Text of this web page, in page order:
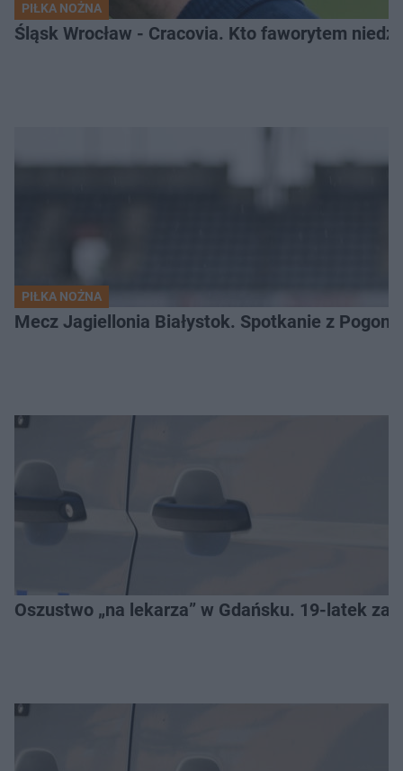
PIŁKA NOŻNA
Śląsk Wrocław - Cracovia. Kto faworytem
PIŁKA NOŻNA
Mecz Jagiellonia Białystok. Spotkanie z
Oszustwo „na lekarza” w Gdańsku. 19-latek